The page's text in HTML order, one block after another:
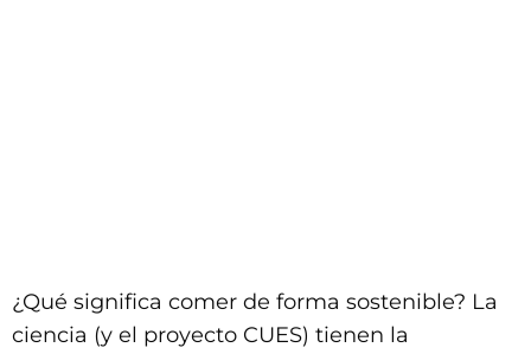
¿Qué significa comer de forma sostenible? La
ciencia (y el proyecto CUES) tienen la